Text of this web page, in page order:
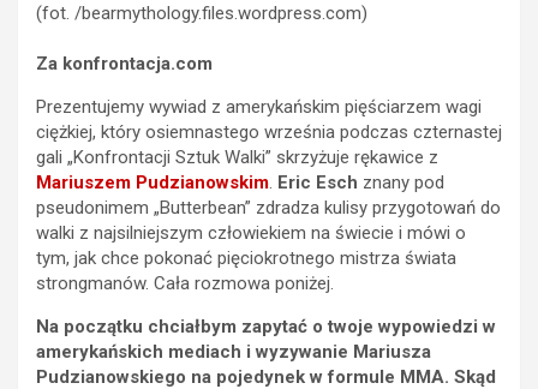
(fot. /bearmythology.files.wordpress.com)
Za konfrontacja.com
Prezentujemy wywiad z amerykańskim pięściarzem wagi
ciężkiej, który osiemnastego września podczas czternastej
gali „Konfrontacji Sztuk Walki” skrzyżuje rękawice z
Mariuszem Pudzianowskim. Eric Esch znany pod
pseudonimem „Butterbean” zdradza kulisy przygotowań do
walki z najsilniejszym człowiekiem na świecie i mówi o
tym, jak chce pokonać pięciokrotnego mistrza świata
strongmanów. Cała rozmowa poniżej.
Na początku chciałbym zapytać o twoje wypowiedzi w
amerykańskich mediach i wyzywanie Mariusza
Pudzianowskiego na pojedynek w formule MMA. Skąd